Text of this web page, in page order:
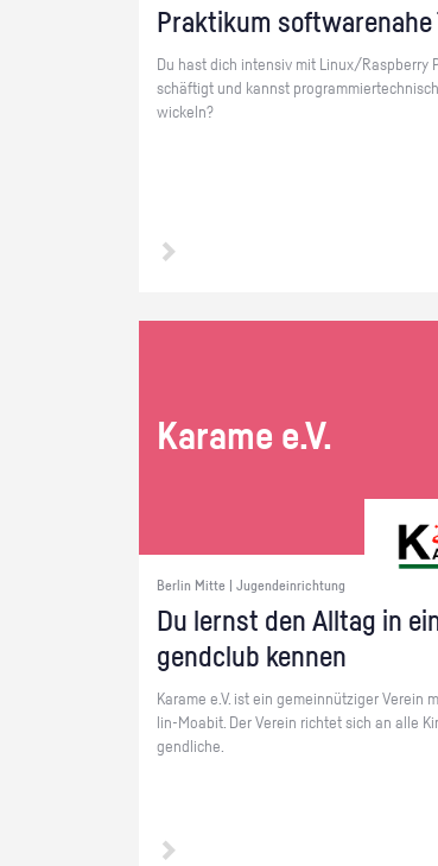
Prak­ti­kum soft­ware­na­he
Du hast dich in­ten­siv mit Linux/
schäf­tigt und kannst
wi­ckeln?
Ka­ra­me e.V.
Berlin Mitte | Jugendeinrichtung
Du lernst den All­tag in
gend­club ken­nen
Ka­ra­me e.V. ist ein ge­mein­nüt­zi­ger Ver­ein
lin-Moa­bit. Der Ver­ein rich­tet sich an alle
gend­li­che.